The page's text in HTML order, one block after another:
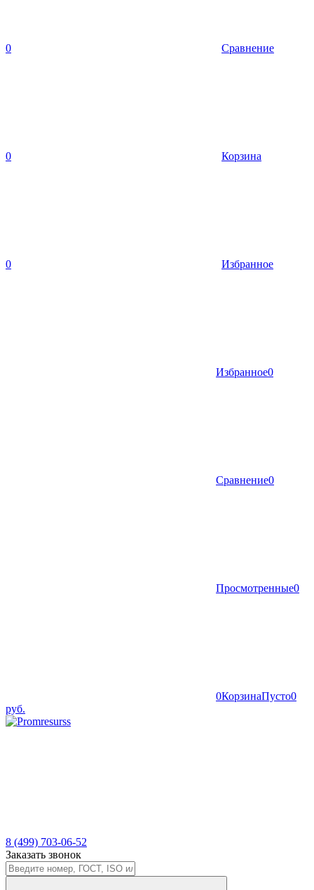
0 Сравнение
0 Корзина
0 Избранное
Избранное0
Сравнение0
Просмотренные0
0КорзинаПусто0
руб.
8 (499) 703-06-52
Заказать звонок